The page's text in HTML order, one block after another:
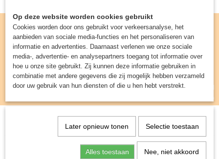
Inloggen Registreren
UW WINKELWAGEN
(0)
Spellen & Puzzels
Op deze website worden cookies gebruikt
Cookies worden door ons gebruikt voor verkeersanalyse, het
aanbieden van sociale media-functies en het personaliseren van
informatie en advertenties. Daarnaast verlenen we onze sociale
media-, advertentie- en analysepartners toegang tot informatie over
hoe u onze site gebruikt. Zij kunnen deze informatie gebruiken in
combinatie met andere gegevens die zij mogelijk hebben verzameld
door uw gebruik van hun diensten of die u hen hebt verstrekt.
Later opnieuw tonen Selectie toestaan
Alles toestaan Nee, niet akkoord